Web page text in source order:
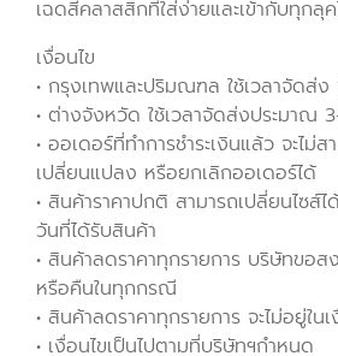
เฉดสีคลาสสิกที่ใส่ง่ายและเข้ากับทุกลุ
เงื่อนไข
• กรุงเทพและปริมณฑล ใช้เวลาจัดส่ง
• ต่างจังหวัด ใช้เวลาจัดส่งประมาณ
• ออเดอร์ที่ทำการชำระเงินแล้ว จะไม่ส
เปลี่ยนแปลง หรือยกเลิกออเดอร์ได้
• สินค้าราคาปกติ สามารถเปลี่ยนไซส์
วันที่ได้รับสินค้า
• สินค้าลดราคาทุกรายการ บริษัทขอส
หรือคืนในทุกกรณี
• สินค้าลดราคาทุกรายการ จะไม่อยู่ใน
• เงื่อนไขเป็นไปตามที่บริษัทฯกำหนด